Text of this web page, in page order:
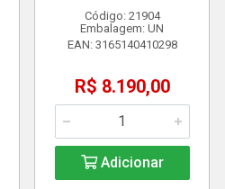
Código: 21904
Embalagem: UN
EAN: 3165140410298
R$ 8.190,00
Adicionar